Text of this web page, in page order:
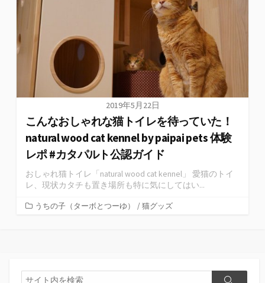
2019年5月22日
こんなおしゃれな猫トイレを待っていた！
natural wood cat kennel by paipai pets 体験
レポ #カタパルト公認ガイド
おしゃれ猫トイレ「natural wood cat kennel」 愛猫のトイ
レ、現状カタチも置き場所も特に気にしてはい...
うちの子（ターボとつーゆ） / 猫グッズ